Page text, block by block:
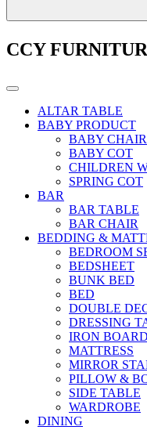
CCY
ALTAR TABLE
BABY PRODUCT
BABY CHAIR
BABY COT
CHILDREN
SPRING COT
BAR
BAR TABLE
BAR CHAIR
BEDDING &
BEDROOM
BEDSHEET
BUNK BED
BED
DOUBLE
DRESSING
IRON BOARD
MATTRESS
MIRROR
PILLOW &
SIDE TABLE
WARDROBE
DINING